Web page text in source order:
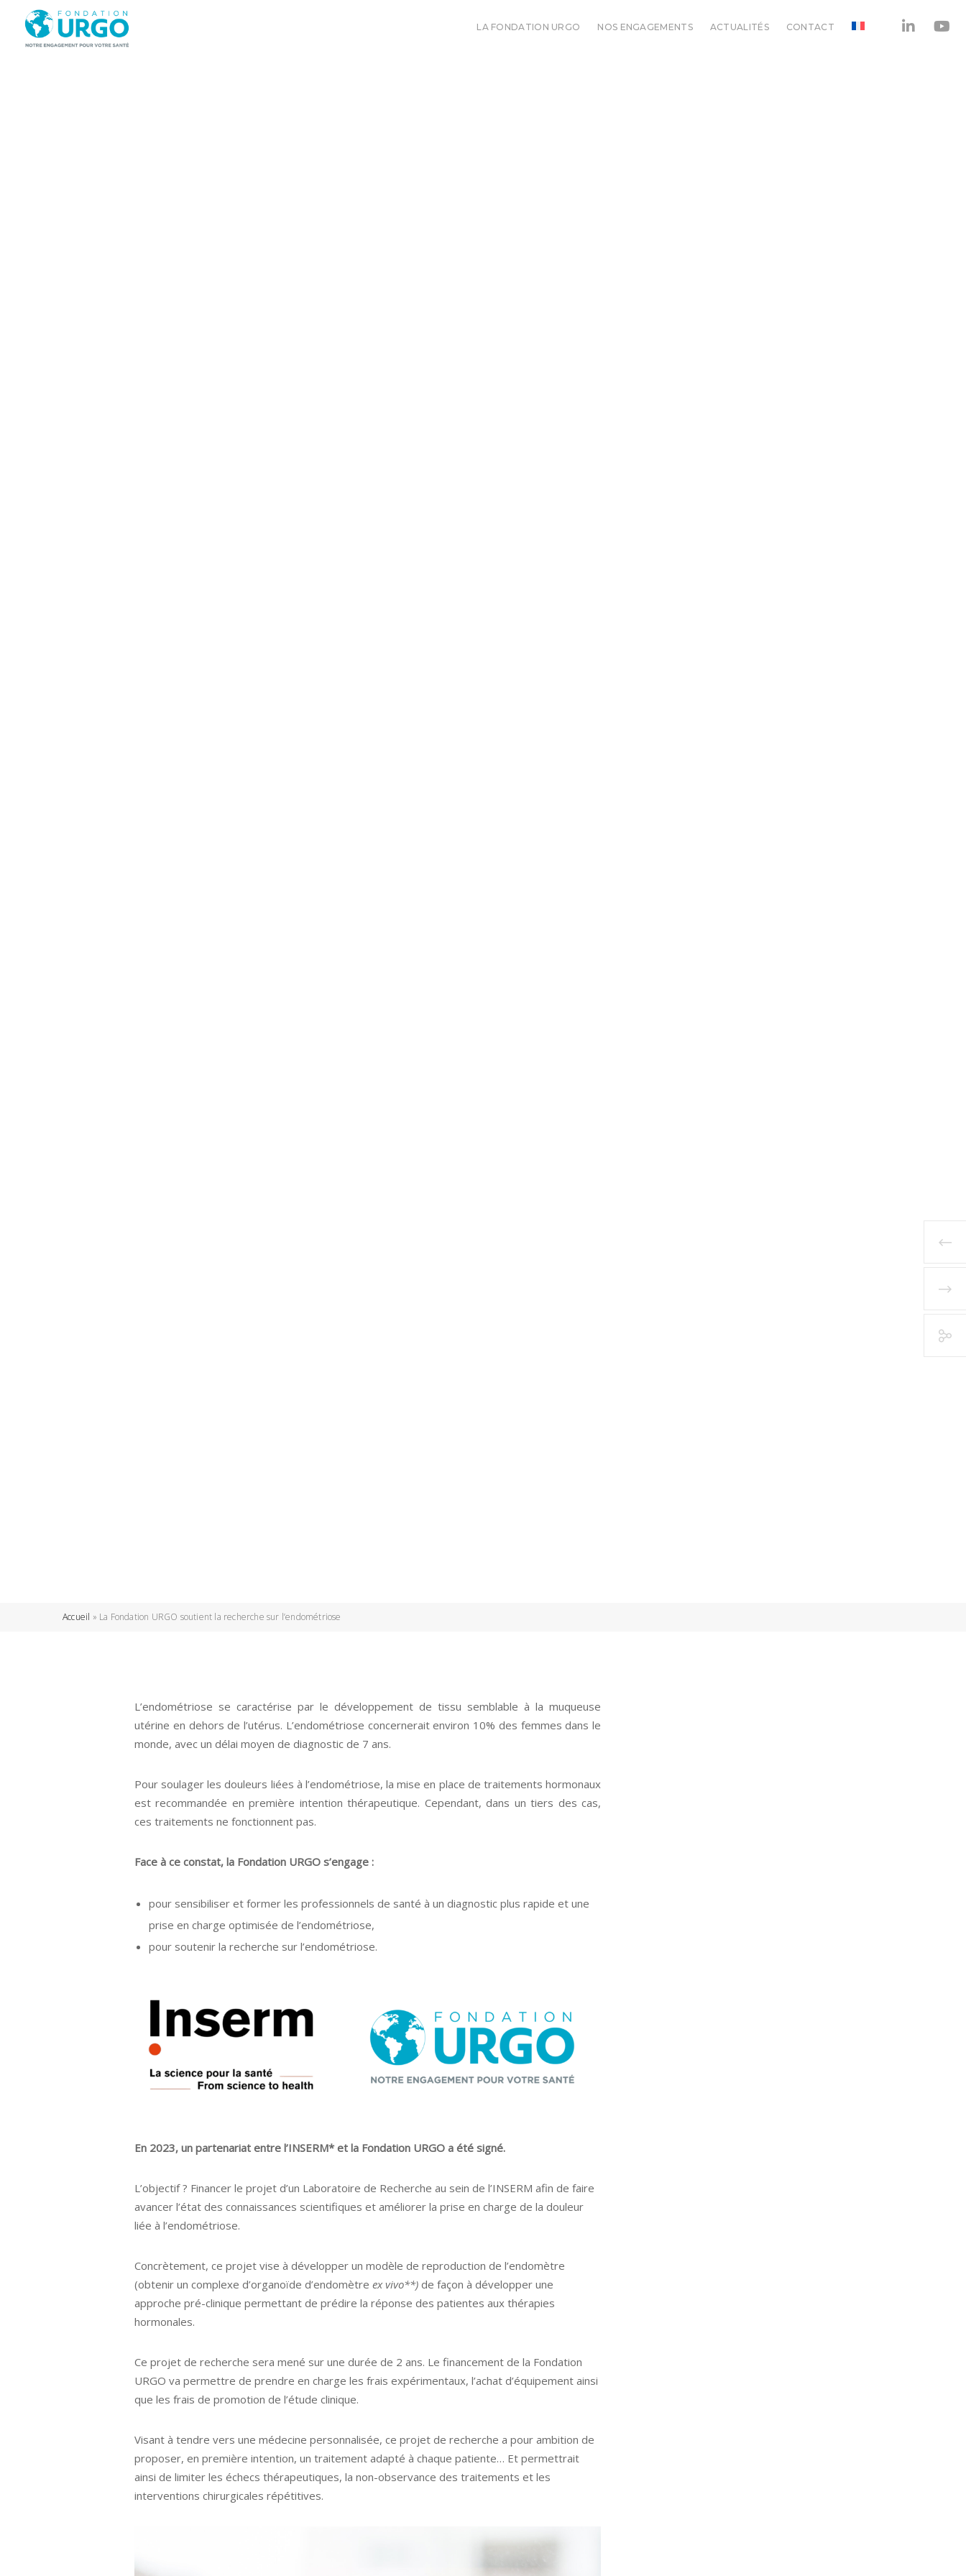
LA FONDATION URGO NOS ENGAGEMENTS ACTUALITÉS CONTACT
Accueil » La Fondation URGO soutient la recherche sur l’endométriose
L’endométriose se caractérise par le développement de tissu semblable à la muqueuse
utérine en dehors de l’utérus. L’endométriose concernerait environ 10% des femmes dans le
monde, avec un délai moyen de diagnostic de 7 ans.
Pour soulager les douleurs liées à l’endométriose, la mise en place de traitements hormonaux
est recommandée en première intention thérapeutique. Cependant, dans un tiers des cas,
ces traitements ne fonctionnent pas.
Face à ce constat, la Fondation URGO s’engage :
pour sensibiliser et former les professionnels de santé à un diagnostic plus rapide et une
prise en charge optimisée de l’endométriose,
pour soutenir la recherche sur l’endométriose.
En 2023, un partenariat entre l’INSERM* et la Fondation URGO a été signé.
L’objectif ? Financer le projet d’un Laboratoire de Recherche au sein de l’INSERM afin de faire
avancer l’état des connaissances scientifiques et améliorer la prise en charge de la douleur
liée à l’endométriose.
Concrètement, ce projet vise à développer un modèle de reproduction de l’endomètre
(obtenir un complexe d’organoïde d’endomètre ex vivo**) de façon à développer une
approche pré-clinique permettant de prédire la réponse des patientes aux thérapies
hormonales.
Ce projet de recherche sera mené sur une durée de 2 ans. Le financement de la Fondation
URGO va permettre de prendre en charge les frais expérimentaux, l’achat d’équipement ainsi
que les frais de promotion de l’étude clinique.
Visant à tendre vers une médecine personnalisée, ce projet de recherche a pour ambition de
proposer, en première intention, un traitement adapté à chaque patiente… Et permettrait
ainsi de limiter les échecs thérapeutiques, la non-observance des traitements et les
interventions chirurgicales répétitives.